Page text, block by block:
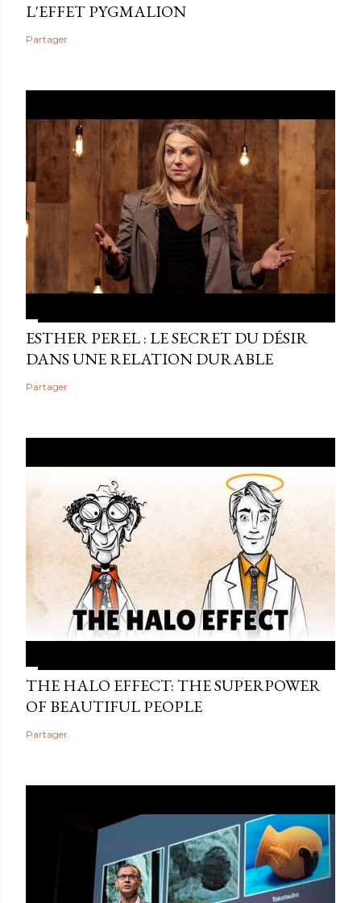
L'EFFET PYGMALION
Partager
ESTHER PEREL : LE SECRET DU DÉSIR
DANS UNE RELATION DURABLE
Partager
THE HALO EFFECT: THE SUPERPOWER
OF BEAUTIFUL PEOPLE
Partager